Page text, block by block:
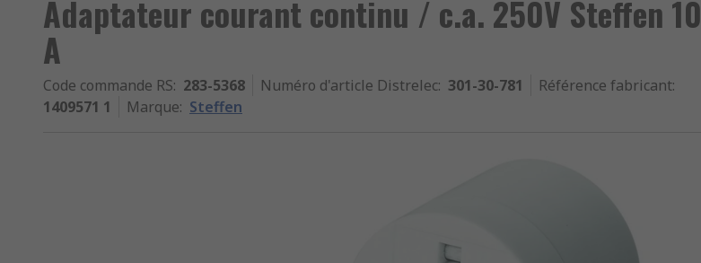
Adaptateur courant continu / c.a. 250V Steffen 10
A
Code commande RS: 283-5368 Numéro d'article Distrelec: 301-30-781 Référence fabricant:
1409571 1
Marque: Steffen